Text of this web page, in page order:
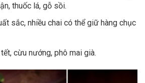
thuốc lá, gỗ sồi.
sắc, nhiều chai có thể giữ hàng chục
cừu nướng, phô mai già.